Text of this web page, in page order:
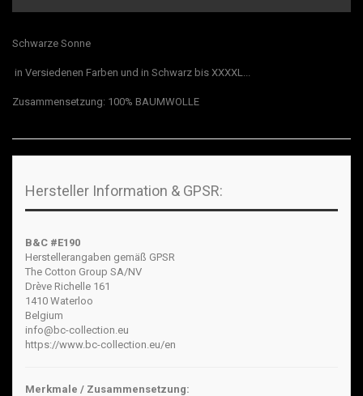
Schwarze Sonne
in Versiedenen Farben und in Schwarz bis XXXXL...
Zusammensetzung: 100% BAUMWOLLE
Hersteller Information & GPSR:
B&C #E190
Herstellerangaben gemäß GPSR
The Cotton Group SA/NV
Drève Richelle 161
1410 Waterloo
Belgium
info@bc-collection.eu
https://www.bc-collection.eu/en
Merkmale / Zusammensetzung: